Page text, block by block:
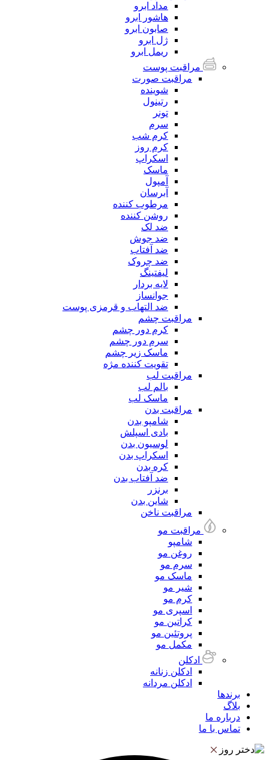
مداد ابرو
هاشور ابرو
صابون ابرو
ژل ابرو
ریمل ابرو
مراقبت پوست
مراقبت صورت
شوینده
رتینول
تونر
سرم
کرم شب
کرم روز
اسکراپ
ماسک
آمپول
آبرسان
مرطوب کننده
روشن کننده
ضد لک
ضد جوش
ضد آفتاب
ضد چروک
لیفتینگ
لایه بردار
جوانساز
ضد التهاب و قرمزی پوست
مراقبت چشم
کرم دور چشم
سرم دور چشم
ماسک زیر چشم
تقویت کننده مژه
مراقبت لب
بالم لب
ماسک لب
مراقبت بدن
شامپو بدن
بادی اسپلش
لوسیون بدن
اسکراپ بدن
کره بدن
ضد آفتاب بدن
برنزر
شاین بدن
مراقبت ناخن
مراقبت مو
شامپو
روغن مو
سرم مو
ماسک مو
شیر مو
کرم مو
اسپری مو
کراتین مو
پروتئین مو
مکمل مو
ادکلن
ادکلن زنانه
ادکلن مردانه
برندها
بلاگ
درباره ما
تماس با ما